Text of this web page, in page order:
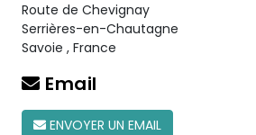
Route de Chevignay
Serrières-en-Chautagne
Savoie , France
Email
ENVOYER UN EMAIL